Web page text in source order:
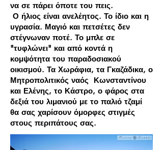
να σε πάρει όποτε του πεις.
Ο ήλιος είναι ανελέητος. Το ίδιο και η
υγρασία. Μαγιό και πετσέτες δεν
στέγνωναν ποτέ. Το μπλε σε
"τυφλώνει" και από κοντά η
κομψότητα του παραδοσιακού
οικισμού. Τα Χωράφια, τα Γκαζάδικα, ο
Μητροπολιτικός ναός Κωνσταντίνου
και Ελένης, το Κάστρο, ο φάρος στα
δεξιά του λιμανιού με το παλιό τζαμί
θα σας χαρίσουν όμορφες στιγμές
στους περιπάτους σας.